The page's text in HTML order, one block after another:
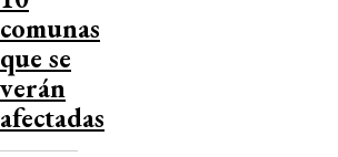
comunas
que se
verán
afectadas